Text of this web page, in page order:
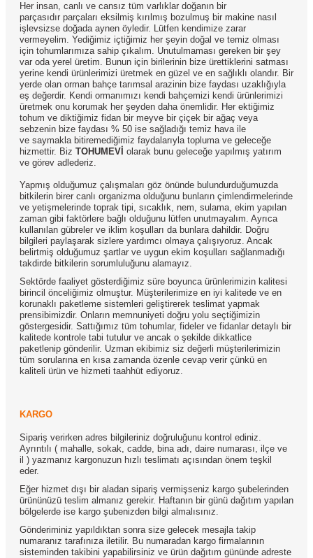
Her insan, canlı ve cansız tüm varlıklar doğanın bir
parçasıdır parçaları eksilmiş kırılmış bozulmuş bir makine nasıl
işlevsizse doğada aynen öyledir. Lütfen kendimize zarar
vermeyelim. Yediğimiz içtiğimiz her şeyin doğal ve temiz olması
için tohumlarımıza sahip çıkalım. Unutulmaması gereken bir şey
var oda yerel üretim. Bunun için birilerinin bize ürettiklerini satması
yerine kendi ürünlerimizi üretmek en güzel ve en sağlıklı olandır. Bir
yerde olan orman bahçe tarımsal arazinin bize faydası uzaklığıyla
eş değerdir. Kendi ormanımızı kendi bahçemizi kendi ürünlerimizi
üretmek onu korumak her şeyden daha önemlidir. Her ektiğimiz
tohum ve diktiğimiz fidan bir meyve bir çiçek bir ağaç veya
sebzenin bize faydası % 50 ise sağladığı temiz hava ile
ve saymakla bitiremediğimiz faydalarıyla topluma ve geleceğe
hizmettir. Biz TOHUMEVİ olarak bunu geleceğe yapılmış yatırım
ve görev adlederiz.
Yapmış olduğumuz çalışmaları göz önünde bulundurduğumuzda
bitkilerin birer canlı organizma olduğunu bunların çimlendirmelerinde
ve yetişmelerinde toprak tipi, sıcaklık, nem, sulama, ekim yapılan
zaman gibi faktörlere bağlı olduğunu lütfen unutmayalım. Ayrıca
kullanılan gübreler ve iklim koşulları da bunlara dahildir. Doğru
bilgileri paylaşarak sizlere yardımcı olmaya çalışıyoruz. Ancak
belirtmiş olduğumuz şartlar ve uygun ekim koşulları sağlanmadığı
takdirde bitkilerin sorumluluğunu alamayız.
Sektörde faaliyet gösterdiğimiz süre boyunca ürünlerimizin kalitesi
birincil önceliğimiz olmuştur. Müşterilerimize en iyi kalitede ve en
korunaklı paketleme sistemleri geliştirerek teslimat yapmak
prensibimizdir. Onların memnuniyeti doğru yolu seçtiğimizin
göstergesidir. Sattığımız tüm tohumlar, fideler ve fidanlar detaylı bir
kalitede kontrole tabi tutulur ve ancak o şekilde dikkatlice
paketlenip gönderilir. Uzman ekibimiz siz değerli müşterilerimizin
tüm sorularına en kısa zamanda özenle cevap verir çünkü en
kaliteli ürün ve hizmeti taahhüt ediyoruz.
KARGO
Sipariş verirken adres bilgileriniz doğruluğunu kontrol ediniz.
Ayrıntılı ( mahalle, sokak, cadde, bina adı, daire numarası, ilçe ve
il ) yazmanız kargonuzun hızlı teslimatı açısından önem teşkil
eder.
Eğer hizmet dışı bir aladan sipariş vermişseniz kargo şubelerinden
ürününüzü teslim almanız gerekir. Haftanın bir günü dağıtım yapılan
bölgelerde ise kargo şubenizden bilgi almalısınız.
Gönderiminiz yapıldıktan sonra size gelecek mesajla takip
numaranız tarafınıza iletilir. Bu numaradan kargo firmalarının
sisteminden takibini yapabilirsiniz ve ürün dağıtım gününde adreste